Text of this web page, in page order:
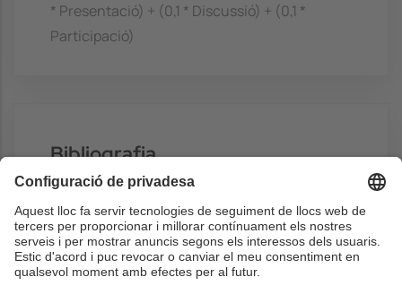
* Presentació) + (0,1 * Discussió) + (0,1 *
Participació)
Bibliografia
Bàsic
Slides- Delgado, J,
Exercises- Delgado, J,